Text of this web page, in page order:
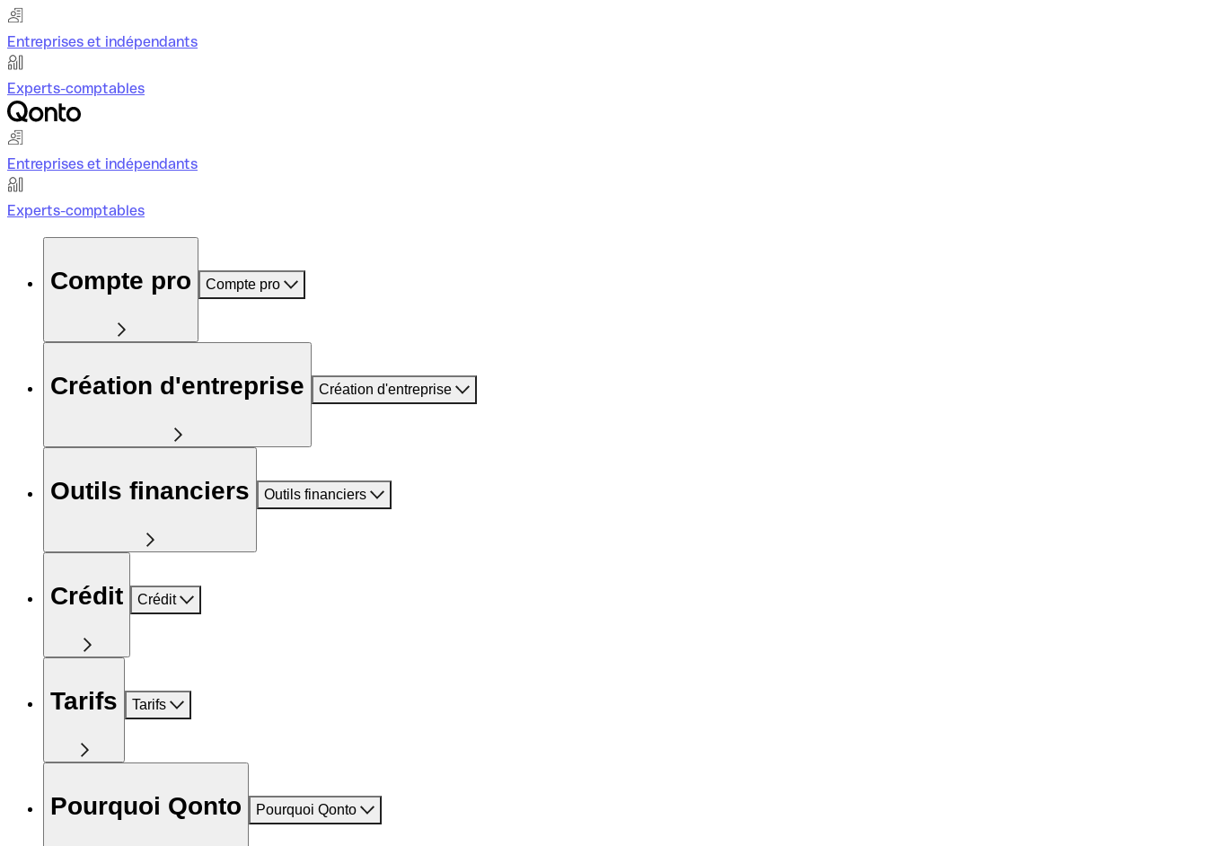
Entreprises et indépendants
Experts-comptables
Entreprises et indépendants
Experts-comptables
Compte pro Compte pro
Création d'entreprise Création d'entreprise
Outils financiers Outils financiers
Crédit Crédit
Tarifs Tarifs
Pourquoi Qonto Pourquoi Qonto